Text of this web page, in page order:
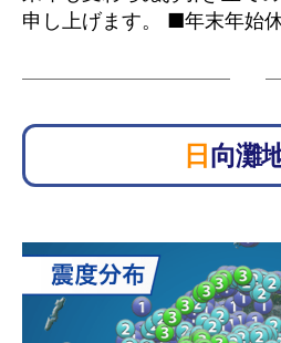
申し上げます。 ■年末年始
日向灘